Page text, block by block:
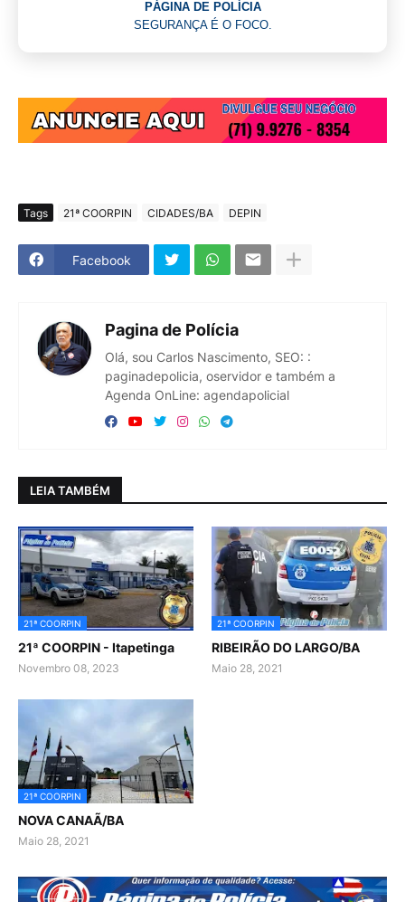
PÁGINA DE POLÍCIA
SEGURANÇA É O FOCO.
Tags 21ª COORPIN CIDADES/BA DEPIN
Facebook
Pagina de Polícia
Olá, sou Carlos Nascimento, SEO: :
paginadepolicia, oservidor e também a
Agenda OnLine: agendapolicial
LEIA TAMBÉM
21ª COORPIN
21ª COORPIN - Itapetinga
Novembro 08, 2023
21ª COORPIN
RIBEIRÃO DO LARGO/BA
Maio 28, 2021
21ª COORPIN
NOVA CANAÃ/BA
Maio 28, 2021